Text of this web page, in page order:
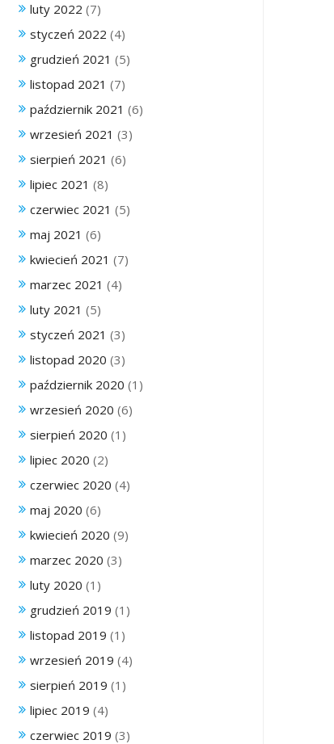
luty 2022 (7)
styczeń 2022 (4)
grudzień 2021 (5)
listopad 2021 (7)
październik 2021 (6)
wrzesień 2021 (3)
sierpień 2021 (6)
lipiec 2021 (8)
czerwiec 2021 (5)
maj 2021 (6)
kwiecień 2021 (7)
marzec 2021 (4)
luty 2021 (5)
styczeń 2021 (3)
listopad 2020 (3)
październik 2020 (1)
wrzesień 2020 (6)
sierpień 2020 (1)
lipiec 2020 (2)
czerwiec 2020 (4)
maj 2020 (6)
kwiecień 2020 (9)
marzec 2020 (3)
luty 2020 (1)
grudzień 2019 (1)
listopad 2019 (1)
wrzesień 2019 (4)
sierpień 2019 (1)
lipiec 2019 (4)
czerwiec 2019 (3)